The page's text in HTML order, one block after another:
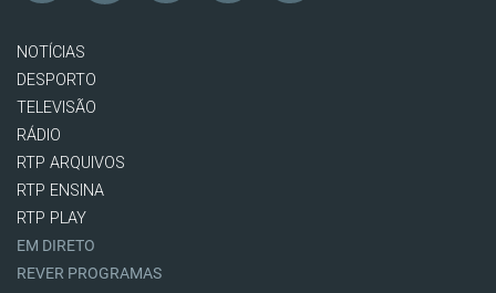
NOTÍCIAS
DESPORTO
TELEVISÃO
RÁDIO
RTP ARQUIVOS
RTP ENSINA
RTP PLAY
EM DIRETO
REVER PROGRAMAS